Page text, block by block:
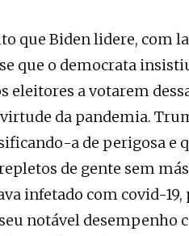
que Biden lidere, com
que o democrata
eleitores a votarem
da pandemia.
a de perigosa e
de gente sem
infetado com covid-
notável desempenho